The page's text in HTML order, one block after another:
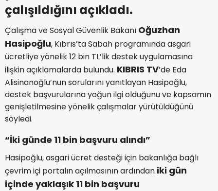
çalışıldığını açıkladı.
Çalışma ve Sosyal Güvenlik Bakanı Oğuzhan
Hasipoğlu, Kıbrıs’ta Sabah programında asgari
ücretliye yönelik 12 bin TL’lik destek uygulamasına
ilişkin açıklamalarda bulundu. KIBRIS TV’de Eda
Alisinanoğlu’nun sorularını yanıtlayan Hasipoğlu,
destek başvurularına yoğun ilgi olduğunu ve kapsamın
genişletilmesine yönelik çalışmalar yürütüldüğünü
söyledi.
“İki günde 11 bin başvuru alındı”
Hasipoğlu, asgari ücret desteği için bakanlığa bağlı
çevrim içi portalın açılmasının ardından iki gün
içinde yaklaşık 11 bin başvuru